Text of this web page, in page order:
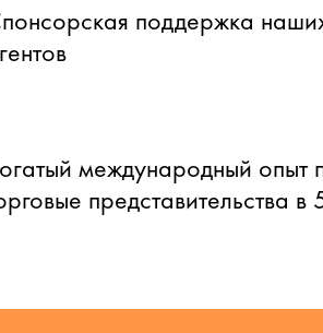
поддержка
международный опыт
представительства